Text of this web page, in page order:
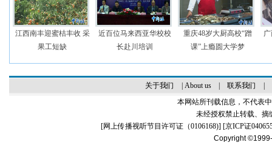
江西南丰迎蜜桔丰收 采
果工短缺
近百位马来西亚华校校
长赴川培训
重庆48岁大厨高校“蹭
课”上瘾圆大学梦
关于我们 About us| 联系我们
本网站所刊载信息，不代表
未经授权禁止转载、摘
[网上传播视听节目许可证（0106168)] [京ICP证
Copyright